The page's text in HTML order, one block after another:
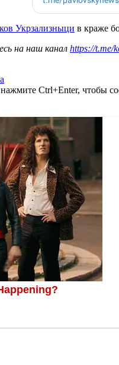
Укрзализныци в краже
на наш канал https://t.me/
Ctrl+Enter, чтобы